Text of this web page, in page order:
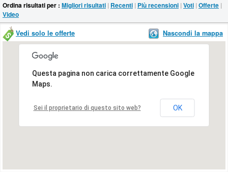
Ordina risultati per : Migliori risultati | Recenti | Più recensioni | Voti | Offerte |
Video
Vedi solo le offerte Nascondi la mappa
Questa pagina non carica correttamente Google
Maps.
Sei il proprietario di questo sito web? OK